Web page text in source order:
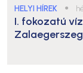
HELYI HÍREK ●
I. fokozatú